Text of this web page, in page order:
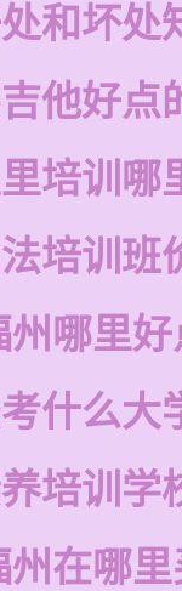
和坏处
他好点
培训哪
培训班
哪里
什么大
培训学
州在哪